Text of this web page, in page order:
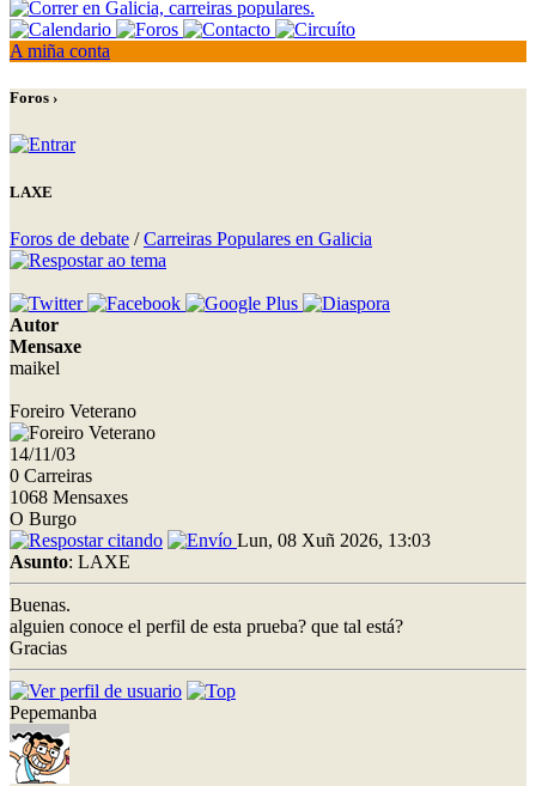
A miña conta
Foros ›
LAXE
Foros de debate /Carreiras Populares en Galicia
Autor
Mensaxe
maikel
Foreiro Veterano
14/11/03
0 Carreiras
1068 Mensaxes
O Burgo
Lun, 08 Xuñ 2026, 13:03
Asunto: LAXE
Buenas.
alguien conoce el perfil de esta prueba? que tal está?
Gracias
Pepemanba